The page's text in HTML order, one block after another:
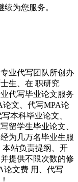
为您服务。
业代写团队所创办
生、在 职研究
代写毕业论文服务
文、代写MPA论
本科毕业论文、
留学生毕业论文、
为几万名毕业生服
站负责提纲、开
提供不限次数的修
论文费 用、代写